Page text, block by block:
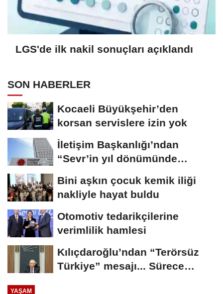
LGS'de ilk nakil sonuçları açıklandı
SON HABERLER
Kocaeli Büyükşehir’den
korsan servislere izin yok
İletişim Başkanlığı’ndan
“Sevr’in yıl dönümünde
Bini aşkın çocuk kemik iliği
nakliyle hayat buldu
Otomotiv tedarikçilerine
verimlilik hamlesi
Kılıçdaroğlu’ndan “Terörsüz
Türkiye” mesajı... Sürece
YAŞAM